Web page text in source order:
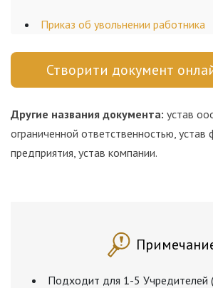
Приказ об увольнении работника
Створити документ
Другие названия документа: устав
ограниченной ответственностью, устав
предприятия, устав компании.
Подходит для 1-5 Учредителей